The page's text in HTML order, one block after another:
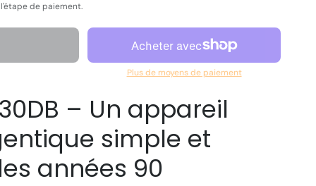
de paiement.
Plus de moyens de paiement
– Un appareil
simple et
années 90